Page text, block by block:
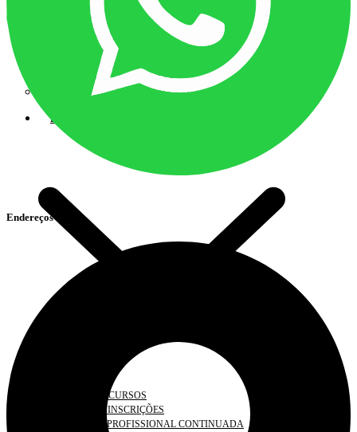
DOCUMENTOS
FISCALIZAÇÃO ELETRÔNICA
INFORMAÇÕES
IRREGULARIDADES
SOLICITAÇÕES
PENALIDADES APLICADAS
PLANO DE FISCALIZAÇÃO ANUAL
DESENVOLVIMENTO PROFISSIONAL
AGENDA DE CURSOS
CADASTRO/ INSCRIÇÕES
EDUCAÇÃO PROFISSIONAL CONTINUADA
Endereços